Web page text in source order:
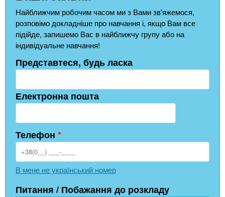
Найближчим робочим часом ми з Вами зв'яжемося,
розповімо докладніше про навчання і, якщо Вам все
підійде, запишемо Вас в найближчу групу або на
індивідуальне навчання!
Представтеся, будь ласка
Електронна пошта
Телефон *
В мене не український номер
Питання / Побажання до розкладу